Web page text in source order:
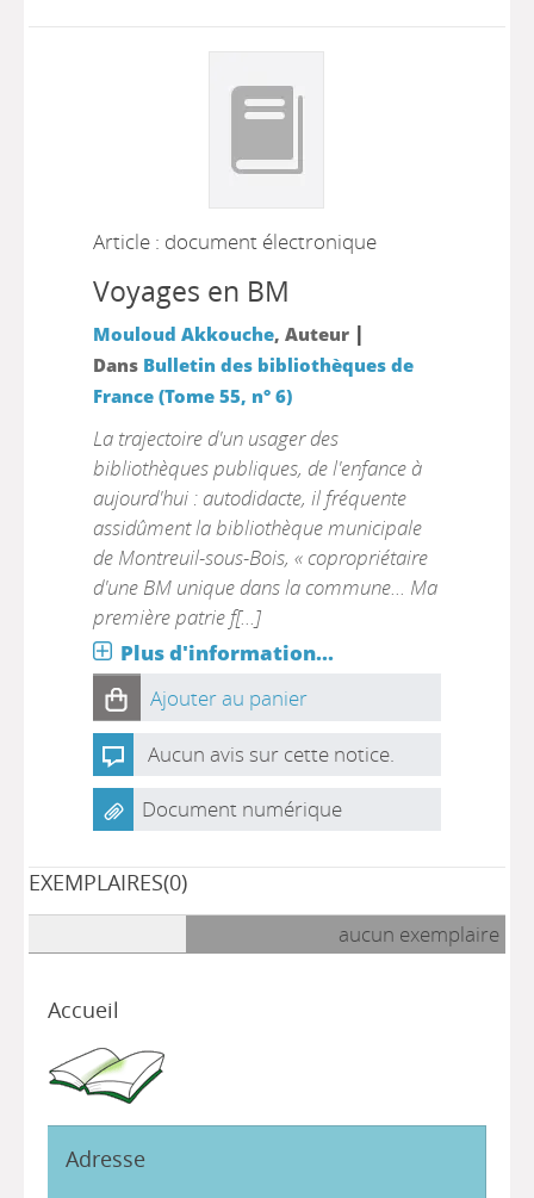
Article : document électronique
Voyages en BM
Mouloud Akkouche, Auteur |
Dans Bulletin des bibliothèques de
France (Tome 55, n° 6)
La trajectoire d'un usager des
bibliothèques publiques, de l'enfance à
aujourd'hui : autodidacte, il fréquente
assidûment la bibliothèque municipale
de Montreuil-sous-Bois, « copropriétaire
d'une BM unique dans la commune... Ma
première patrie f[...]
Plus d'information...
Ajouter au panier
Aucun avis sur cette notice.
Document numérique
EXEMPLAIRES(0)
aucun exemplaire
Accueil
Adresse